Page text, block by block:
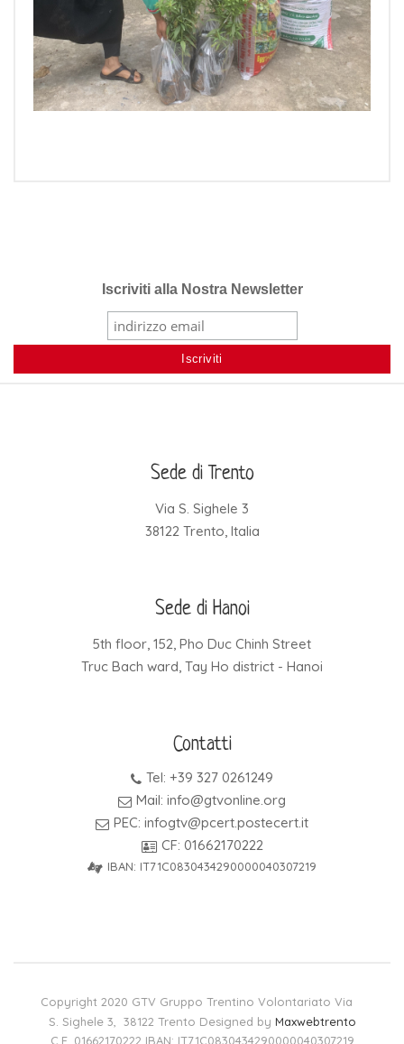
Iscriviti alla Nostra Newsletter
Sede di Trento
Via S. Sighele 3
38122 Trento, Italia
Sede di Hanoi
5th floor, 152, Pho Duc Chinh Street
Truc Bach ward, Tay Ho district - Hanoi
Contatti
Tel: +39 327 0261249
Mail: info@gtvonline.org
PEC: infogtv@pcert.postecert.it
CF: 01662170222
IBAN: IT71C0830434290000040307219
Copyright 2020 GTV Gruppo Trentino Volontariato Via
S. Sighele 3, 38122 Trento Designed by Maxwebtrento
C.F. 01662170222 IBAN: IT71C0830434290000040307219